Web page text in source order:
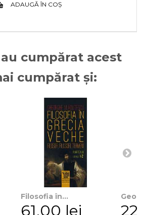
ADAUGĂ ÎN COȘ
cumpărat acest
cumpărat și:
Filosofia în...
61,00 lei